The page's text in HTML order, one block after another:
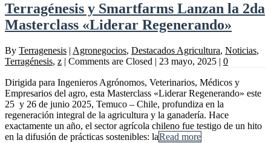
Terragénesis y Smartfarms Lanzan la 2da
Masterclass «Liderar Regenerando»
By Terragenesis | Agronegocios, Destacados Agricultura, Noticias,
Terragénesis, z | Comments are Closed | 23 mayo, 2025 | 0
Dirigida para Ingenieros Agrónomos, Veterinarios, Médicos y
Empresarios del agro, esta Masterclass «Liderar Regenerando» este
25 y 26 de junio 2025, Temuco – Chile, profundiza en la
regeneración integral de la agricultura y la ganadería. Hace
exactamente un año, el sector agrícola chileno fue testigo de un hito
en la difusión de prácticas sostenibles: laRead more